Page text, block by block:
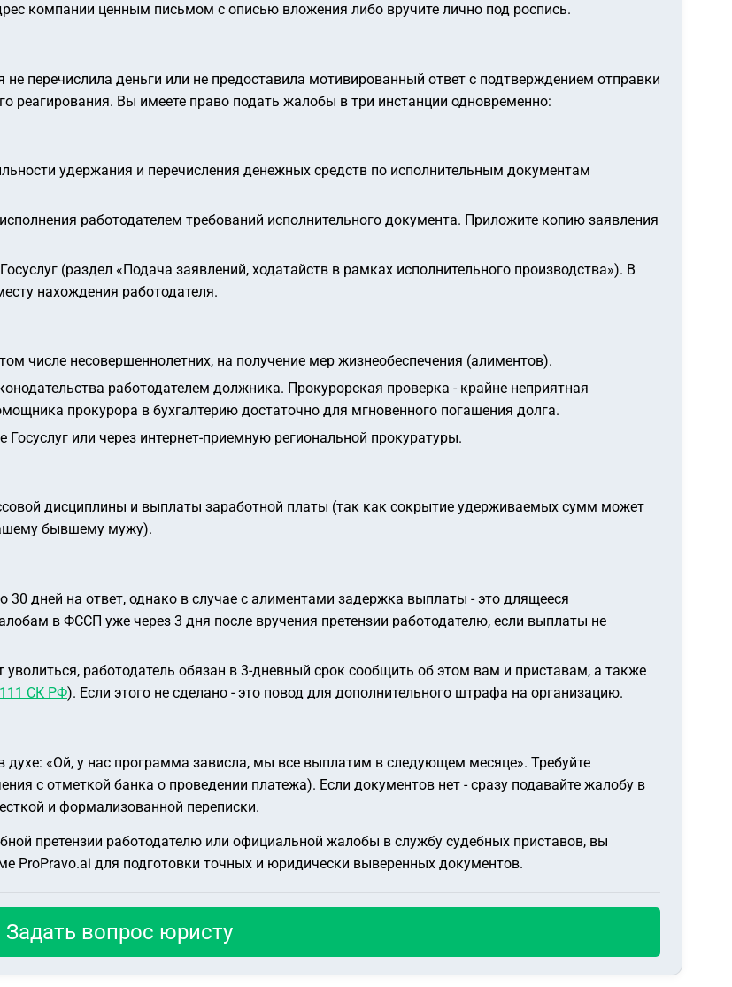
компании ценным письмом с описью вложения либо вручите лично под роспись.
не перечислила деньги или не предоставила мотивированный ответ с подтверждением отправки
реагирования. Вы имеете право подать жалобы в три инстанции одновременно:
удержания и перечисления денежных средств по исполнительным документам
работодателем требований исполнительного документа. Приложите копию заявления
(раздел «Подача заявлений, ходатайств в рамках исполнительного производства»). В
нахождения работодателя.
числе несовершеннолетних, на получение мер жизнеобеспечения (алиментов).
работодателем должника. Прокурорская проверка - крайне неприятная
прокурора в бухгалтерию достаточно для мгновенного погашения долга.
или через интернет-приемную региональной прокуратуры.
дисциплины и выплаты заработной платы (так как сокрытие удерживаемых сумм может
бывшему мужу).
30 дней на ответ, однако в случае с алиментами задержка выплаты - это длящееся
в ФССП уже через 3 дня после вручения претензии работодателю, если выплаты не
работодатель обязан в 3-дневный срок сообщить об этом вам и приставам, а также
СК РФ). Если этого не сделано - это повод для дополнительного штрафа на организацию.
духе: «Ой, у нас программа зависла, мы все выплатим в следующем месяце». Требуйте
с отметкой банка о проведении платежа). Если документов нет - сразу подавайте жалобу в
и формализованной переписки.
претензии работодателю или официальной жалобы в службу судебных приставов, вы
для подготовки точных и юридически выверенных документов.
Задать вопрос юристу